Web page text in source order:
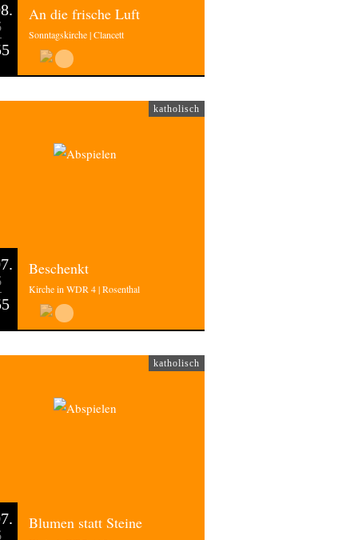
An die frische Luft
Sonntagskirche | Clancett
katholisch
Beschenkt
Kirche in WDR 4 | Rosenthal
katholisch
Blumen statt Steine